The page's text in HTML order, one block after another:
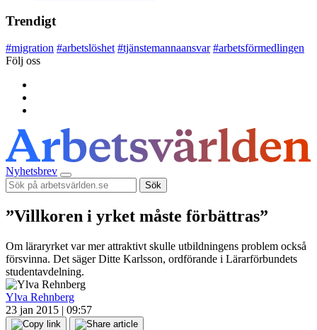
Trendigt
#migration #arbetslöshet #tjänstemannaansvar #arbetsförmedlingen
Följ oss
Nyhetsbrev
Sök
”Villkoren i yrket måste förbättras”
Om läraryrket var mer attraktivt skulle utbildningens problem också
försvinna. Det säger Ditte Karlsson, ordförande i Lärarförbundets
studentavdelning.
Ylva Rehnberg
23 jan 2015 | 09:57